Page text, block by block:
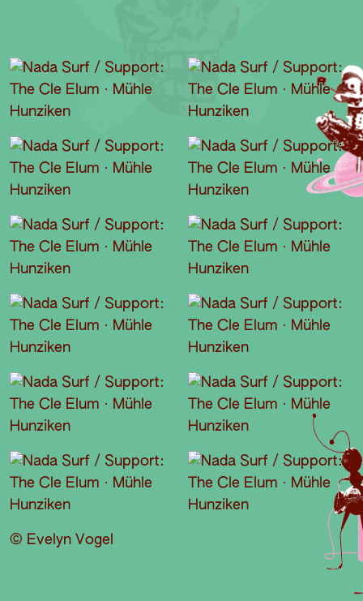
© Evelyn Vogel